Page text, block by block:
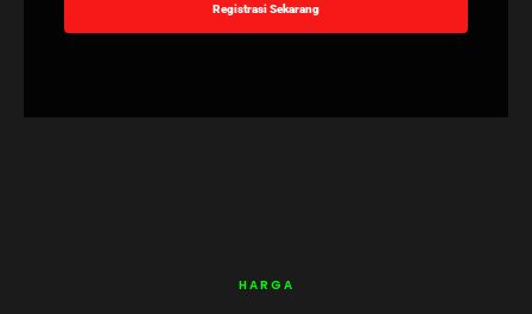
Registrasi Sekarang
HARGA